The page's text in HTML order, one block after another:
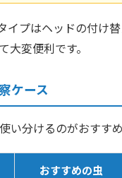
イプはヘッドの付け
大変便利です。
ケース
い分けるのがおすすめ
おすすめの虫